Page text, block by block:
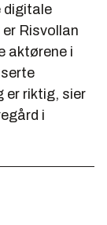
digitale
Risvollan
aktørene i
er riktig, sier
i